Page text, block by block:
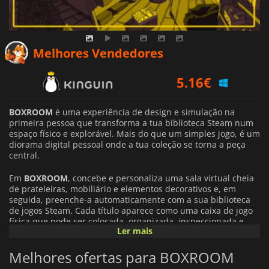
Melhores Vendedores
5.59€
5.97€
BOXROOM é uma experiência de design e simulação na
primeira pessoa que transforma a tua biblioteca Steam num
espaço físico e explorável. Mais do que um simples jogo, é um
diorama digital pessoal onde a tua coleção se torna a peça
central.
Em BOXROOM, concebe e personaliza uma sala virtual cheia
de prateleiras, mobiliário e elementos decorativos e, em
seguida, preenche-a automaticamente com a sua biblioteca
de jogos Steam. Cada título aparece como uma caixa de jogo
física que pode ser colocada, organizada, inspeccionada e
selecionada livremente no seu espaço.
A experiência combina a sensibilidade nostálgica de
colecionador com a gestão moderna de bibliotecas, evocando
Ler mais
Melhores ofertas para BOXROOM